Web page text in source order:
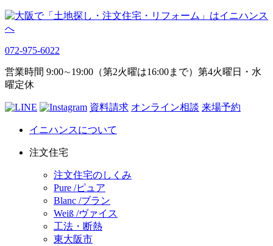
072-975-6022
営業時間 9:00∼19:00（第2火曜は16:00まで）第4火曜日・水
曜定休
資料請求 オンライン相談 来場予約
イニハンスについて
注文住宅
注文住宅のしくみ
Pure /ピュア
Blanc /ブラン
Weiß /ヴァイス
工法・断熱
東大阪市